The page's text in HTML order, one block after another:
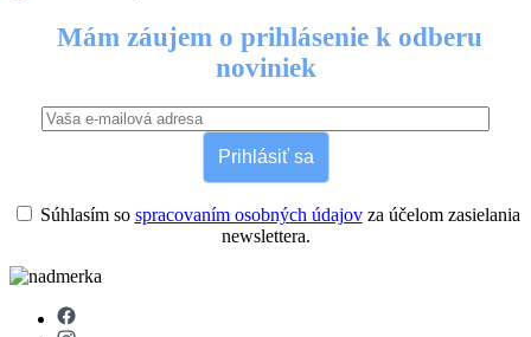
Mám záujem o prihlásenie k odberu
noviniek
Prihlásiť sa
Súhlasím so spracovaním osobných údajovza účelom zasielania
newslettera.